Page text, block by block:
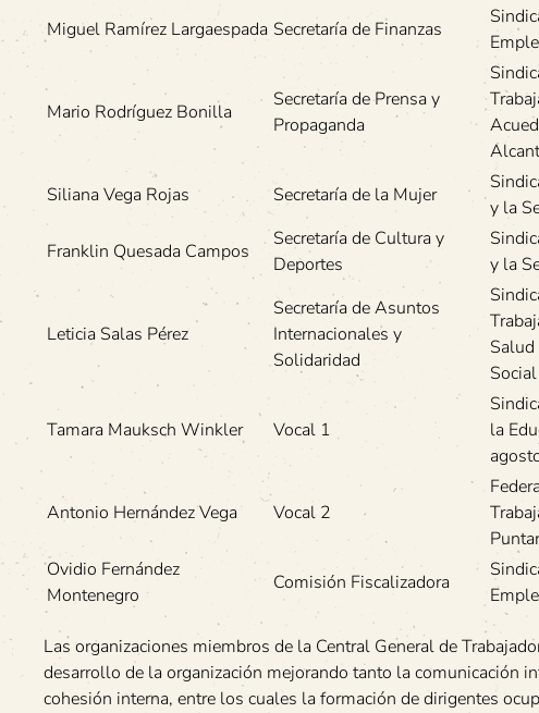
Miguel Ramírez Largaespada Secretaría de Finanzas
Mario Rodríguez Bonilla
Secretaría de Prensa y
Propaganda
Siliana Vega Rojas
Secretaría de la Mujer
y la
Franklin Quesada Campos
Secretaría de Cultura y
Deportes
y la
Leticia Salas Pérez
Secretaría de Asuntos
Internacionales y
Solidaridad
Salud
Social
Tamara Mauksch Winkler Vocal 1
la
Antonio Hernández Vega Vocal 2
Ovidio Fernández
Montenegro
Comisión Fiscalizadora
Las organizaciones miembros de la Central General de
desarrollo de la organización mejorando tanto la comunicación
cohesión interna, entre los cuales la formación de dirigentes